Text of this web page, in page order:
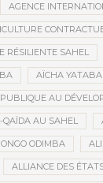
AGENCE
RÉSILIENTE SAHEL
AÏCHA
AU
QAÏDA AU SAHEL
ODIMBA
ALLIANCE DES